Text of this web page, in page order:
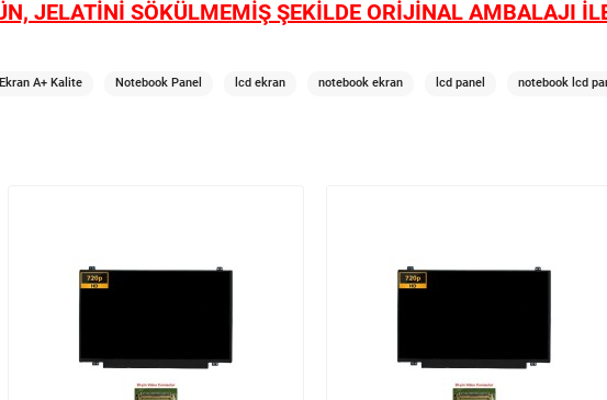
JELATİNİ SÖKÜLMEMİŞ ŞEKİLDE ORİJİNAL AMBALAJI
A+ Kalite Notebook Panel lcd ekran notebook ekran lcd panel notebook lcd